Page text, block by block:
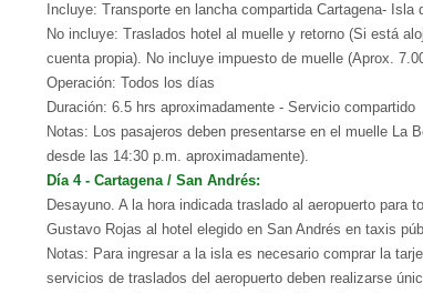
Incluye: Transporte en lancha compartida Cartagena-
No incluye: Traslados hotel al muelle y retorno (Si está
cuenta propia). No incluye impuesto de muelle (Aprox.
Operación: Todos los días
Duración: 6.5 hrs aproximadamente - Servicio compartido
Notas: Los pasajeros deben presentarse en el muelle La
desde las 14:30 p.m. aproximadamente).
Día 4 - Cartagena / San Andrés:
Desayuno. A la hora indicada traslado al aeropuerto
Gustavo Rojas al hotel elegido en San Andrés en taxis
Notas: Para ingresar a la isla es necesario comprar la
servicios de traslados del aeropuerto deben realizarse